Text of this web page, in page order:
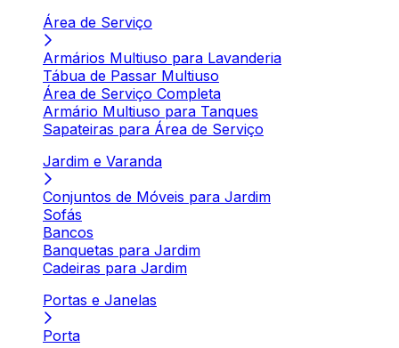
Área de Serviço
Armários Multiuso para Lavanderia
Tábua de Passar Multiuso
Área de Serviço Completa
Armário Multiuso para Tanques
Sapateiras para Área de Serviço
Jardim e Varanda
Conjuntos de Móveis para Jardim
Sofás
Bancos
Banquetas para Jardim
Cadeiras para Jardim
Portas e Janelas
Porta